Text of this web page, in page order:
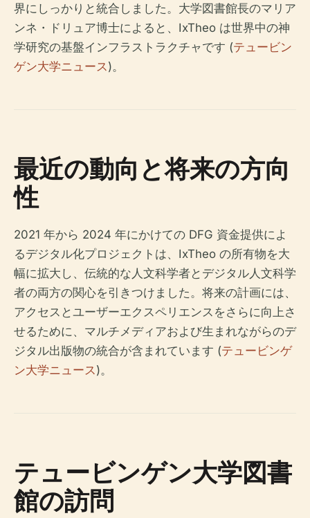
界にしっかりと統合しました。大学図書館長のマリア
ンネ・ドリュア博士によると、IxTheo は世界中の神
学研究の基盤インフラストラクチャです (テュービン
ゲン大学ニュース )。
最近の動向と将来の方向
性
2021 年から 2024 年にかけての DFG 資金提供によ
るデジタル化プロジェクトは、IxTheo の所有物を大
幅に拡大し、伝統的な人文科学者とデジタル人文科学
者の両方の関心を引きつけました。将来の計画には、
アクセスとユーザーエクスペリエンスをさらに向上さ
せるために、マルチメディアおよび生まれながらのデ
ジタル出版物の統合が含まれています (テュービンゲ
ン大学ニュース )。
テュービンゲン大学図書
館の訪問